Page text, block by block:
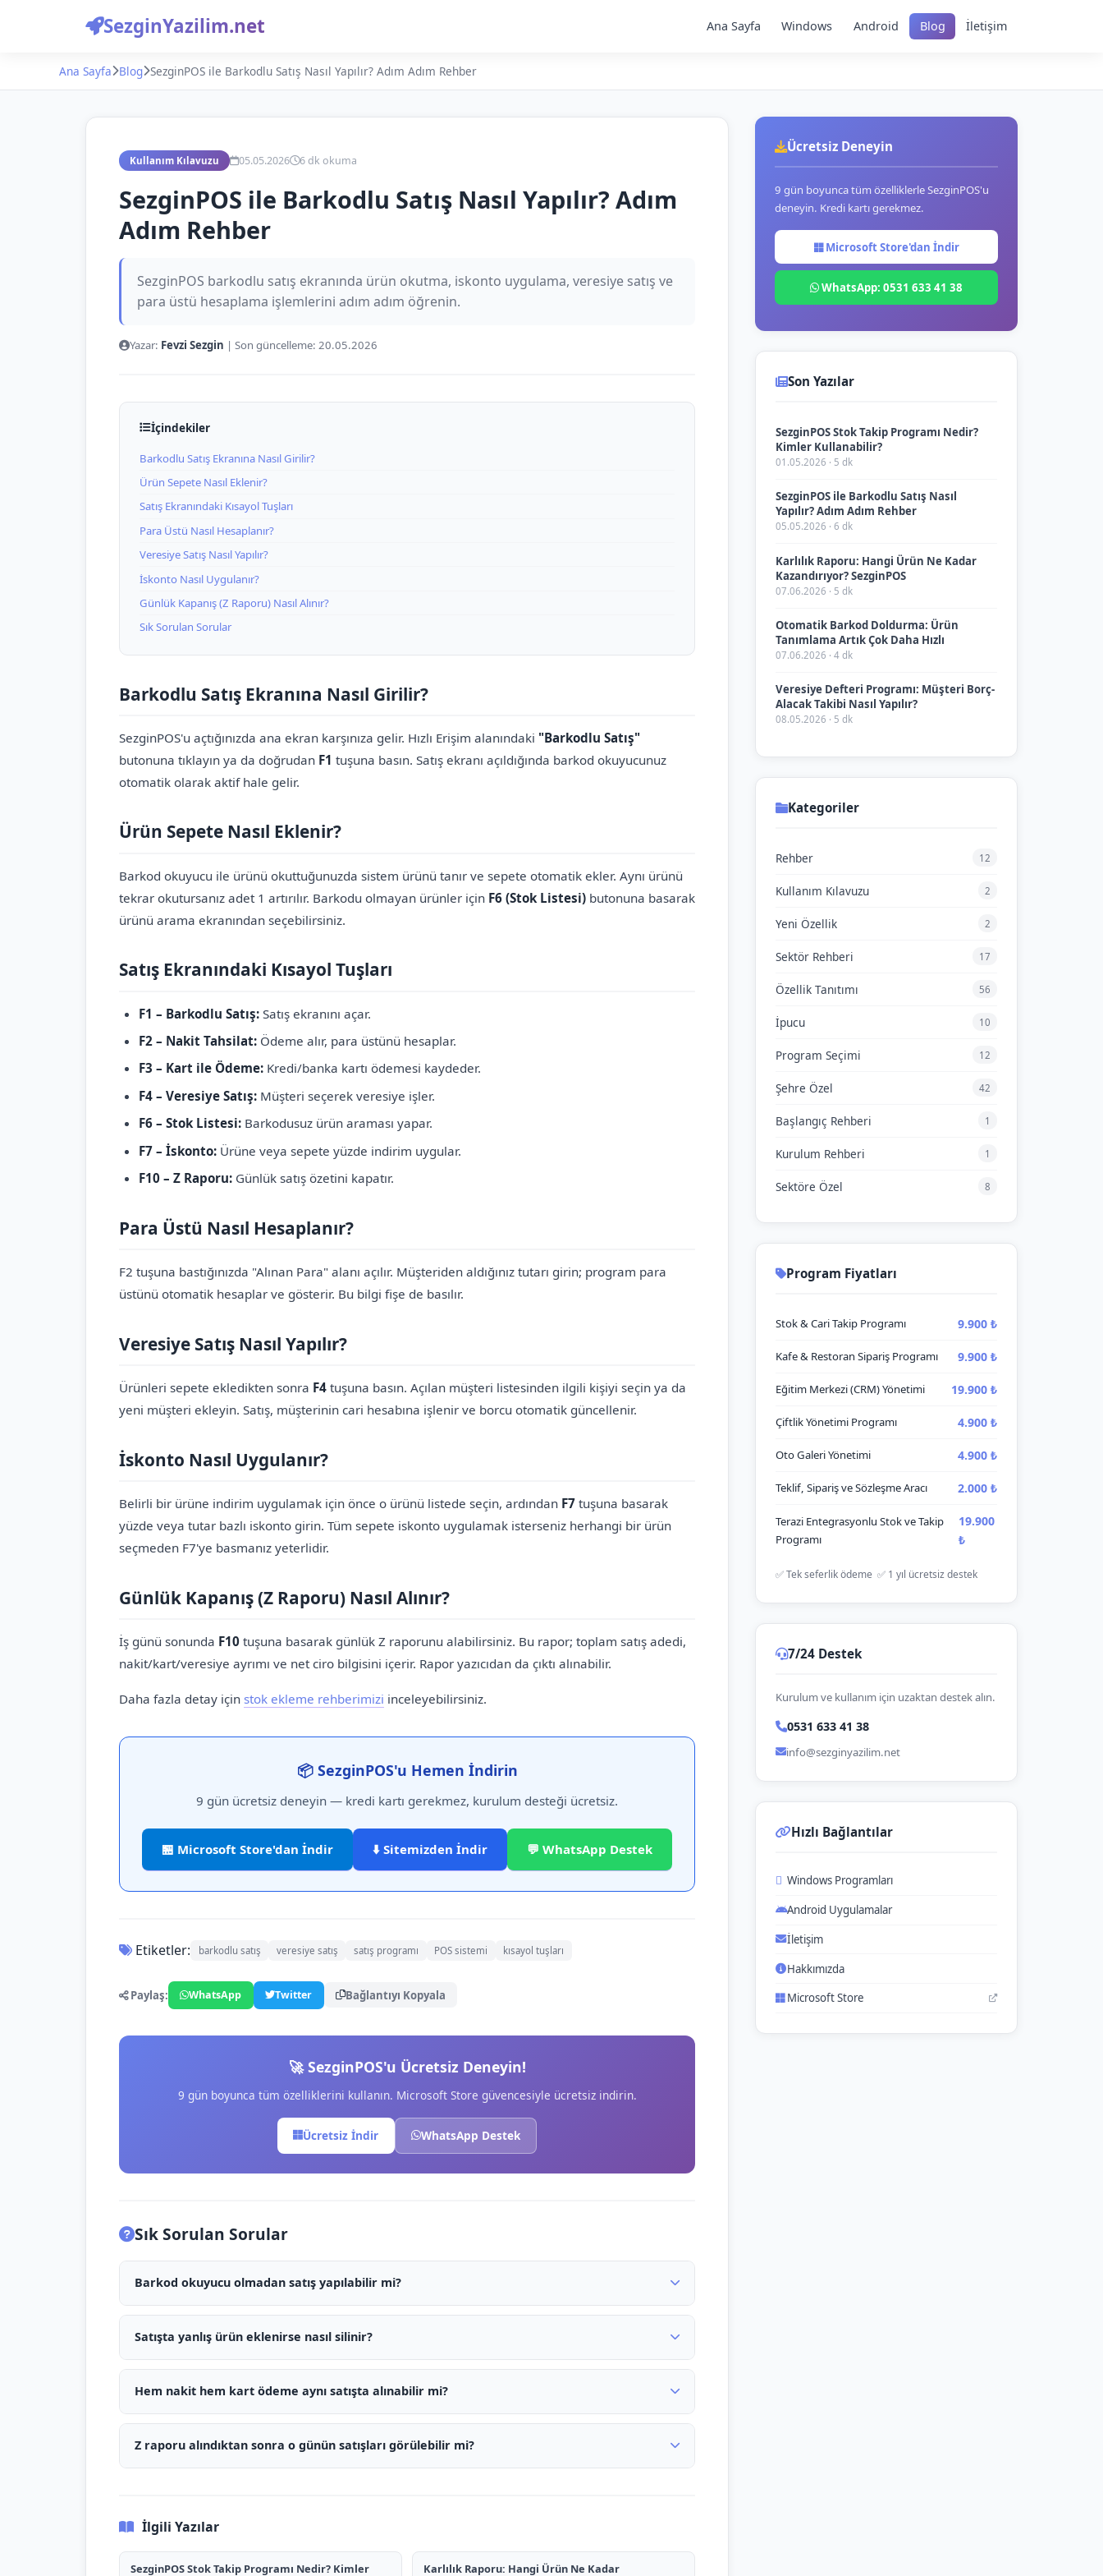
SezginYazilim.net Ana Sayfa Windows Android Blog İletişim
Ana Sayfa Blog SezginPOS ile Barkodlu Satış Nasıl Yapılır? Adım Adım Rehber
Kullanım Kılavuzu 05.05.2026 6 dk okuma
SezginPOS ile Barkodlu Satış Nasıl Yapılır? Adım
Adım Rehber
SezginPOS barkodlu satış ekranında ürün okutma, iskonto uygulama, veresiye satış ve
para üstü hesaplama işlemlerini adım adım öğrenin.
Yazar: Fevzi Sezgin | Son güncelleme: 20.05.2026
İçindekiler
Barkodlu Satış Ekranına Nasıl Girilir?
Ürün Sepete Nasıl Eklenir?
Satış Ekranındaki Kısayol Tuşları
Para Üstü Nasıl Hesaplanır?
Veresiye Satış Nasıl Yapılır?
İskonto Nasıl Uygulanır?
Günlük Kapanış (Z Raporu) Nasıl Alınır?
Sık Sorulan Sorular
Barkodlu Satış Ekranına Nasıl Girilir?
SezginPOS'u açtığınızda ana ekran karşınıza gelir. Hızlı Erişim alanındaki "Barkodlu Satış"
butonuna tıklayın ya da doğrudan F1 tuşuna basın. Satış ekranı açıldığında barkod okuyucunuz
otomatik olarak aktif hale gelir.
Ürün Sepete Nasıl Eklenir?
Barkod okuyucu ile ürünü okuttuğunuzda sistem ürünü tanır ve sepete otomatik ekler. Aynı ürünü
tekrar okutursanız adet 1 artırılır. Barkodu olmayan ürünler için F6 (Stok Listesi) butonuna basarak
ürünü arama ekranından seçebilirsiniz.
Satış Ekranındaki Kısayol Tuşları
F1 – Barkodlu Satış: Satış ekranını açar.
F2 – Nakit Tahsilat: Ödeme alır, para üstünü hesaplar.
F3 – Kart ile Ödeme: Kredi/banka kartı ödemesi kaydeder.
F4 – Veresiye Satış: Müşteri seçerek veresiye işler.
F6 – Stok Listesi: Barkodusuz ürün araması yapar.
F7 – İskonto: Ürüne veya sepete yüzde indirim uygular.
F10 – Z Raporu: Günlük satış özetini kapatır.
Para Üstü Nasıl Hesaplanır?
F2 tuşuna bastığınızda "Alınan Para" alanı açılır. Müşteriden aldığınız tutarı girin; program para
üstünü otomatik hesaplar ve gösterir. Bu bilgi fişe de basılır.
Veresiye Satış Nasıl Yapılır?
Ürünleri sepete ekledikten sonra F4 tuşuna basın. Açılan müşteri listesinden ilgili kişiyi seçin ya da
yeni müşteri ekleyin. Satış, müşterinin cari hesabına işlenir ve borcu otomatik güncellenir.
İskonto Nasıl Uygulanır?
Belirli bir ürüne indirim uygulamak için önce o ürünü listede seçin, ardından F7 tuşuna basarak
yüzde veya tutar bazlı iskonto girin. Tüm sepete iskonto uygulamak isterseniz herhangi bir ürün
seçmeden F7'ye basmanız yeterlidir.
Günlük Kapanış (Z Raporu) Nasıl Alınır?
İş günü sonunda F10 tuşuna basarak günlük Z raporunu alabilirsiniz. Bu rapor; toplam satış adedi,
nakit/kart/veresiye ayrımı ve net ciro bilgisini içerir. Rapor yazıcıdan da çıktı alınabilir.
Daha fazla detay için stok ekleme rehberimizi inceleyebilirsiniz.
📦 SezginPOS'u Hemen İndirin
9 gün ücretsiz deneyin — kredi kartı gerekmez, kurulum desteği ücretsiz.
🏪 Microsoft Store'dan İndir ⬇️ Sitemizden İndir 💬 WhatsApp Destek
Etiketler: barkodlu satış veresiye satış satış programı POS sistemi kısayol tuşları
Paylaş: WhatsApp Twitter Bağlantıyı Kopyala
🚀 SezginPOS'u Ücretsiz Deneyin!
9 gün boyunca tüm özelliklerini kullanın. Microsoft Store güvencesiyle ücretsiz indirin.
Ücretsiz İndir WhatsApp Destek
Sık Sorulan Sorular
Barkod okuyucu olmadan satış yapılabilir mi?
Satışta yanlış ürün eklenirse nasıl silinir?
Hem nakit hem kart ödeme aynı satışta alınabilir mi?
Z raporu alındıktan sonra o günün satışları görülebilir mi?
İlgili Yazılar
SezginPOS Stok Takip Programı Nedir? Kimler
Karlılık Raporu: Hangi Ürün Ne Kadar
Ücretsiz Deneyin
9 gün boyunca tüm özelliklerle SezginPOS'u
deneyin. Kredi kartı gerekmez.
Microsoft Store'dan İndir
WhatsApp: 0531 633 41 38
Son Yazılar
SezginPOS Stok Takip Programı Nedir?
Kimler Kullanabilir?
01.05.2026 · 5 dk
SezginPOS ile Barkodlu Satış Nasıl
Yapılır? Adım Adım Rehber
05.05.2026 · 6 dk
Karlılık Raporu: Hangi Ürün Ne Kadar
Kazandırıyor? SezginPOS
07.06.2026 · 5 dk
Otomatik Barkod Doldurma: Ürün
Tanımlama Artık Çok Daha Hızlı
07.06.2026 · 4 dk
Veresiye Defteri Programı: Müşteri Borç-
Alacak Takibi Nasıl Yapılır?
08.05.2026 · 5 dk
Kategoriler
Rehber 12
Kullanım Kılavuzu 2
Yeni Özellik 2
Sektör Rehberi 17
Özellik Tanıtımı 56
İpucu 10
Program Seçimi 12
Şehre Özel 42
Başlangıç Rehberi 1
Kurulum Rehberi 1
Sektöre Özel 8
Program Fiyatları
Stok & Cari Takip Programı 9.900 ₺
Kafe & Restoran Sipariş Programı 9.900 ₺
Eğitim Merkezi (CRM) Yönetimi 19.900 ₺
Çiftlik Yönetimi Programı 4.900 ₺
Oto Galeri Yönetimi 4.900 ₺
Teklif, Sipariş ve Sözleşme Aracı 2.000 ₺
Terazi Entegrasyonlu Stok ve Takip
Programı
19.900
₺
✅ Tek seferlik ödeme ✅ 1 yıl ücretsiz destek
7/24 Destek
Kurulum ve kullanım için uzaktan destek alın.
0531 633 41 38
info@sezginyazilim.net
Hızlı Bağlantılar
Windows Programları
Android Uygulamalar
İletişim
Hakkımızda
Microsoft Store